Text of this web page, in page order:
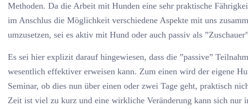
Methoden. Da die Arbeit mit Hunden eine sehr praktische
im Anschlus die Möglichkeit verschiedene Aspekte mit uns
umzusetzen, sei es aktiv mit Hund oder auch passiv als
Es sei hier explizit darauf hingewiesen, dass die ”passive”
wesentlich effektiver erweisen kann. Zum einen wird der eigene
Seminar, ob dies nun über einen oder zwei Tage geht, praktisch
Zeit ist viel zu kurz und eine wirkliche Veränderung kann sich nur